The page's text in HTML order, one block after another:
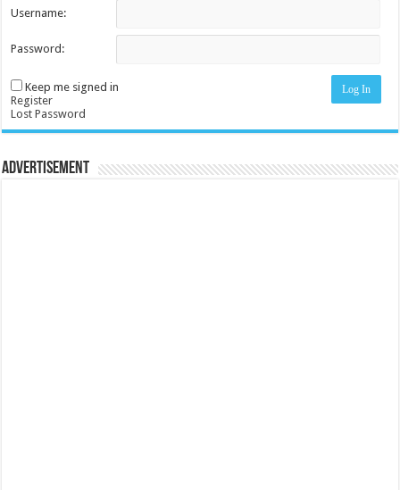
Username:
Password:
Keep me signed in Log In
Register
Lost Password
Advertisement